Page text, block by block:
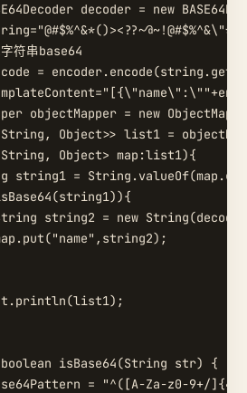
decoder = new
符串base64
=
objectMapper = new
Object>> list1 =
Object> map:list1){
string1 =
string2 = new
isBase64(String str) {
= "^([A-Za-z0-9+/